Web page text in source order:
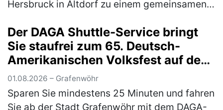
Hersbruck in Altdorf zu einem gemeinsamen
eine Stadtführung durch Altdorf: Die Tei…
(mehr)
Der DAGA Shuttle-Service bringt
Sie staufrei zum 65. Deutsch-
Amerikanischen Volksfest auf den
Truppenübungsplatz
01.08.2026 – Grafenwöhr
Sparen Sie mindestens 25 Minuten und fahren
Sie ab der Stadt Grafenwöhr mit dem DAGA-